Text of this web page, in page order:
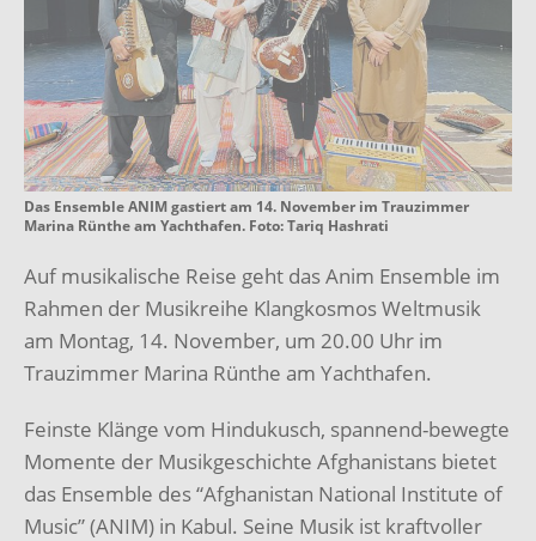
Das Ensemble ANIM gastiert am 14. November im Trauzimmer
Marina Rünthe am Yachthafen. Foto: Tariq Hashrati
Auf musikalische Reise geht das Anim Ensemble im
Rahmen der Musikreihe Klangkosmos Weltmusik
am Montag, 14. November, um 20.00 Uhr im
Trauzimmer Marina Rünthe am Yachthafen.
Feinste Klänge vom Hindukusch, spannend-bewegte
Momente der Musikgeschichte Afghanistans bietet
das Ensemble des “Afghanistan National Institute of
Music” (ANIM) in Kabul. Seine Musik ist kraftvoller